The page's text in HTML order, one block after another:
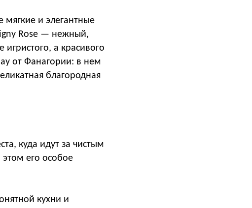
и элегантные
Rose — нежный,
а красивого
от Фанагории: в нем
благородная
куда идут за чистым
его особое
кухни и